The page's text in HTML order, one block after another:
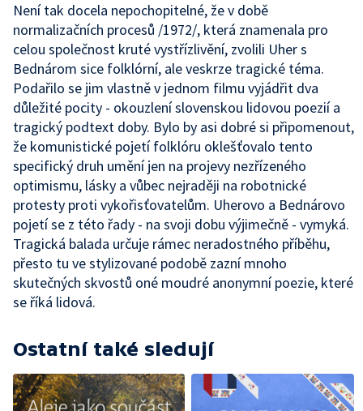
Není tak docela nepochopitelné, že v době
normalizačních procesů /1972/, která znamenala pro
celou společnost kruté vystřízlivění, zvolili Uher s
Bednárom sice folklórní, ale veskrze tragické téma.
Podařilo se jim vlastně v jednom filmu vyjádřit dva
důležité pocity - okouzlení slovenskou lidovou poezií a
tragický podtext doby. Bylo by asi dobré si připomenout,
že komunistické pojetí folklóru oklešťovalo tento
specifický druh umění jen na projevy nezřízeného
optimismu, lásky a vůbec nejraději na robotnické
protesty proti vykořisťovatelům. Uherovo a Bednárovo
pojetí se z této řady - na svoji dobu výjimečně - vymyká.
Tragická balada určuje rámec neradostného příběhu,
přesto tu ve stylizované podobě zazní mnoho
skutečných skvostů oné moudré anonymní poezie, které
se říká lidová.
Ostatní také sledují